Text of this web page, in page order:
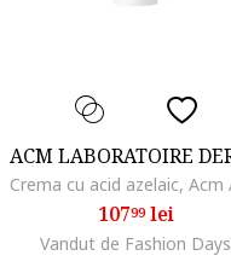
10799lei
Vandut de Fashion Days